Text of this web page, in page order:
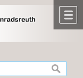
suchen